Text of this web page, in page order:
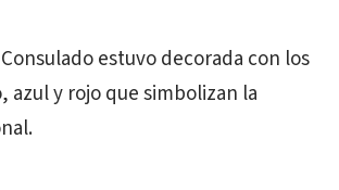
estuvo decorada con los
azul y rojo que simbolizan la